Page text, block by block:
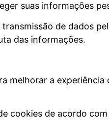
suas informações
de dados
das informações.
melhorar a
cookies de acordo